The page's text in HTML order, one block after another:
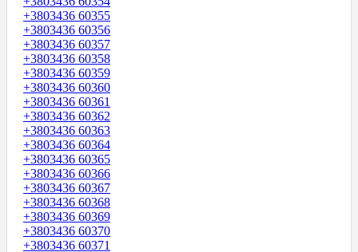
+3803436 60355
+3803436 60356
+3803436 60357
+3803436 60358
+3803436 60359
+3803436 60360
+3803436 60361
+3803436 60362
+3803436 60363
+3803436 60364
+3803436 60365
+3803436 60366
+3803436 60367
+3803436 60368
+3803436 60369
+3803436 60370
+3803436 60371